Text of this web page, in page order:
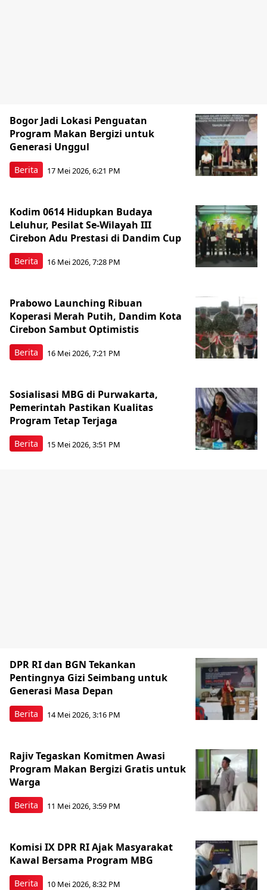
Berita
Bogor Jadi Lokasi Penguatan
Program Makan Bergizi untuk
Generasi Unggul
17 Mei 2026, 6:21 PM
Berita
Kodim 0614 Hidupkan Budaya
Leluhur, Pesilat Se-Wilayah III
Cirebon Adu Prestasi di Dandim Cup
16 Mei 2026, 7:28 PM
Berita
Prabowo Launching Ribuan
Koperasi Merah Putih, Dandim Kota
Cirebon Sambut Optimistis
16 Mei 2026, 7:21 PM
Berita
Sosialisasi MBG di Purwakarta,
Pemerintah Pastikan Kualitas
Program Tetap Terjaga
15 Mei 2026, 3:51 PM
Berita
DPR RI dan BGN Tekankan
Pentingnya Gizi Seimbang untuk
Generasi Masa Depan
14 Mei 2026, 3:16 PM
Berita
Rajiv Tegaskan Komitmen Awasi
Program Makan Bergizi Gratis untuk
Warga
11 Mei 2026, 3:59 PM
Berita
Komisi IX DPR RI Ajak Masyarakat
Kawal Bersama Program MBG
10 Mei 2026, 8:32 PM